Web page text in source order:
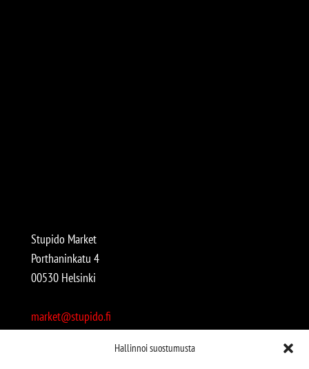
Hallinnoi suostumusta
Stupido Market
Porthaninkatu 4
00530 Helsinki
market@stupido.fi